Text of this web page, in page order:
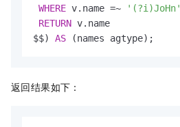
WHERE v.name =~
'(?i)JoHn'
RETURN v.name
$$) AS (names agtype);
返回结果如下：